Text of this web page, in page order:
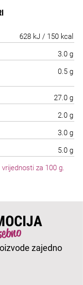
628 kJ / 150 kcal
3.0 g
0.5 g
27.0 g
2.0 g
3.0 g
5.0 g
za 100 g.
zajedno